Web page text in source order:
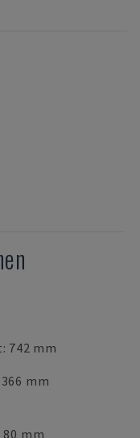
742 mm
mm
mm